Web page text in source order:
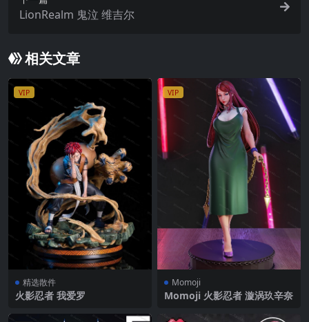
LionRealm 鬼泣 维吉尔
相关文章
VIP
精选散件
火影忍者 我爱罗
VIP
Momoji
Momoji 火影忍者 漩涡玖辛奈